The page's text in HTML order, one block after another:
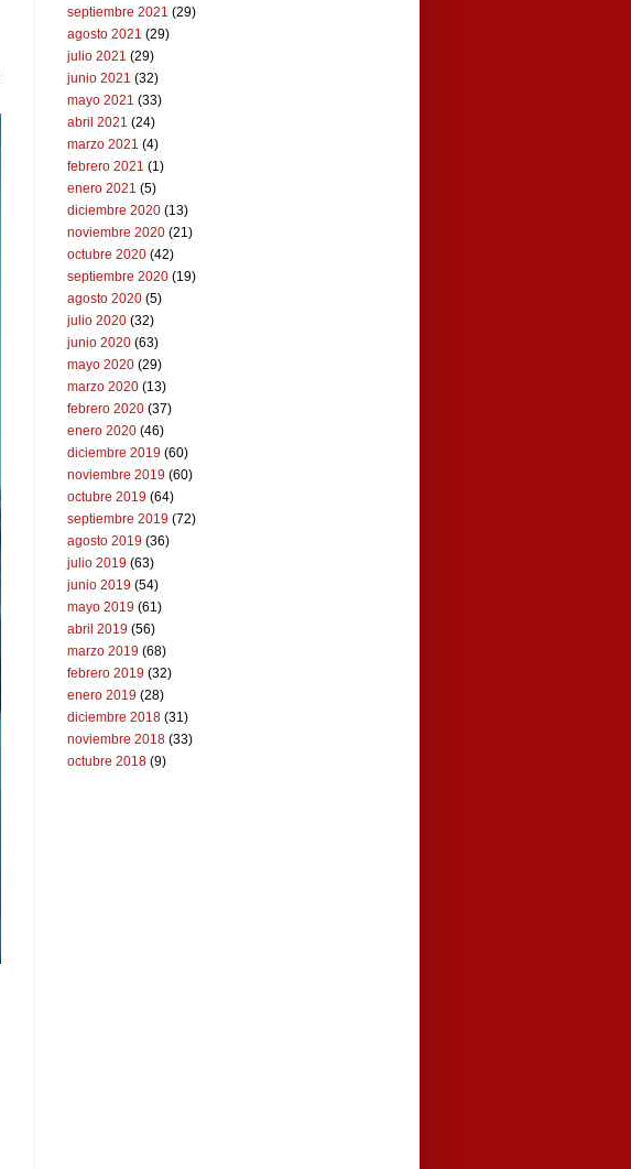
septiembre 2021 (29)
agosto 2021 (29)
julio 2021 (29)
junio 2021 (32)
mayo 2021 (33)
abril 2021 (24)
marzo 2021 (4)
febrero 2021 (1)
enero 2021 (5)
diciembre 2020 (13)
noviembre 2020 (21)
octubre 2020 (42)
septiembre 2020 (19)
agosto 2020 (5)
julio 2020 (32)
junio 2020 (63)
mayo 2020 (29)
marzo 2020 (13)
febrero 2020 (37)
enero 2020 (46)
diciembre 2019 (60)
noviembre 2019 (60)
octubre 2019 (64)
septiembre 2019 (72)
agosto 2019 (36)
julio 2019 (63)
junio 2019 (54)
mayo 2019 (61)
abril 2019 (56)
marzo 2019 (68)
febrero 2019 (32)
enero 2019 (28)
diciembre 2018 (31)
noviembre 2018 (33)
octubre 2018 (9)